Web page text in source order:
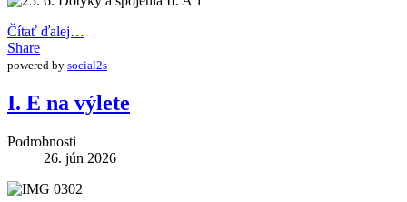
Čítať ďalej…
Share
powered by social2s
I. E na výlete
Podrobnosti
26. jún 2026